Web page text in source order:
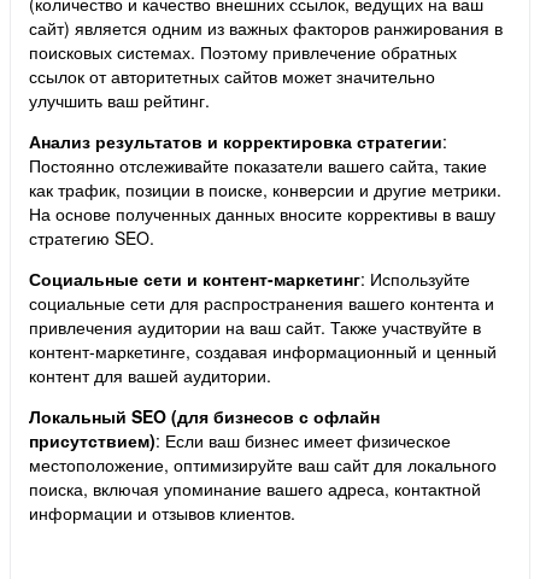
сайт) является одним из важных факторов ранжирования в
поисковых системах. Поэтому привлечение обратных
ссылок от авторитетных сайтов может значительно
улучшить ваш рейтинг.
Анализ результатов и корректировка стратегии:
Постоянно отслеживайте показатели вашего сайта, такие
как трафик, позиции в поиске, конверсии и другие метрики.
На основе полученных данных вносите коррективы в вашу
стратегию SEO.
Социальные сети и контент-маркетинг: Используйте
социальные сети для распространения вашего контента и
привлечения аудитории на ваш сайт. Также участвуйте в
контент-маркетинге, создавая информационный и ценный
контент для вашей аудитории.
Локальный SEO (для бизнесов с офлайн
присутствием): Если ваш бизнес имеет физическое
местоположение, оптимизируйте ваш сайт для локального
поиска, включая упоминание вашего адреса, контактной
информации и отзывов клиентов.